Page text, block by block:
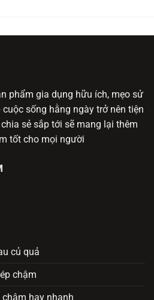
phẩm gia dụng hữu ích, mẹo sử
sống hằng ngày trở nên tiện
sẻ sắp tới sẽ mang lại thêm
tốt cho mọi người
củ quả
chậm
hay nhanh